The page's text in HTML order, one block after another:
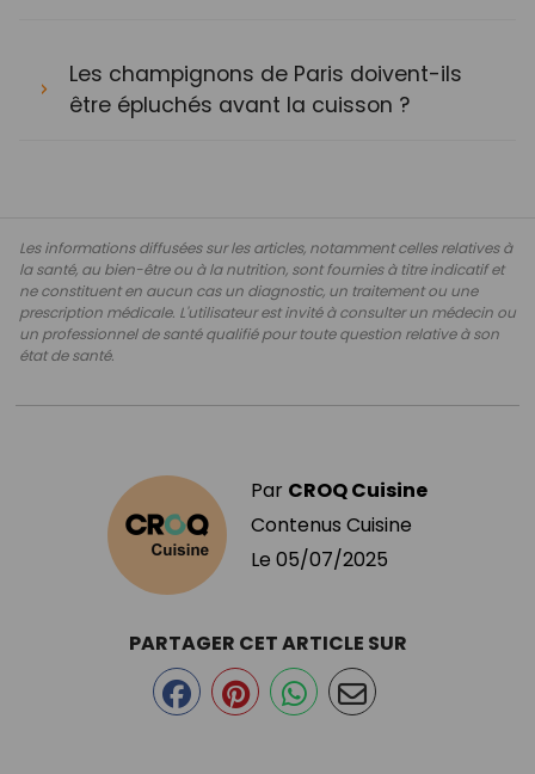
Les champignons de Paris doivent-ils
être épluchés avant la cuisson ?
Les informations diffusées sur les articles, notamment celles relatives à
la santé, au bien-être ou à la nutrition, sont fournies à titre indicatif et
ne constituent en aucun cas un diagnostic, un traitement ou une
prescription médicale. L'utilisateur est invité à consulter un médecin ou
un professionnel de santé qualifié pour toute question relative à son
état de santé.
Par CROQ Cuisine
Contenus Cuisine
Le 05/07/2025
PARTAGER CET ARTICLE SUR